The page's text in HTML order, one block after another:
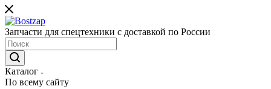
Запчасти для спецтехники с доставкой по России
Каталог
По всему сайту